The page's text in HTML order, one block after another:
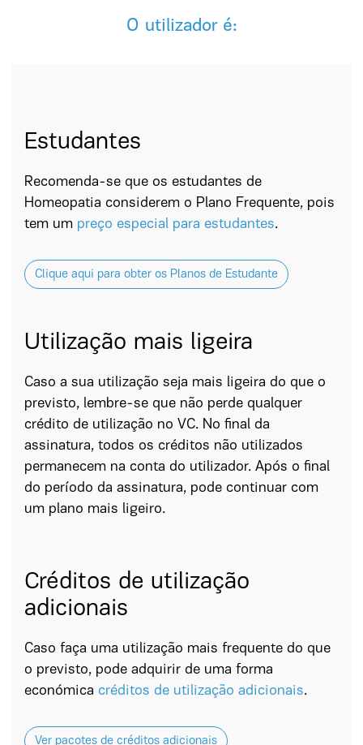
O utilizador é:
Estudantes
Recomenda-se que os estudantes de
Homeopatia considerem o Plano Frequente, pois
tem um preço especial para estudantes.
Clique aqui para obter os Planos de Estudante
Utilização mais ligeira
Caso a sua utilização seja mais ligeira do que o
previsto, lembre-se que não perde qualquer
crédito de utilização no VC. No final da
assinatura, todos os créditos não utilizados
permanecem na conta do utilizador. Após o final
do período da assinatura, pode continuar com
um plano mais ligeiro.
Créditos de utilização
adicionais
Caso faça uma utilização mais frequente do que
o previsto, pode adquirir de uma forma
económica créditos de utilização adicionais.
Ver pacotes de créditos adicionais